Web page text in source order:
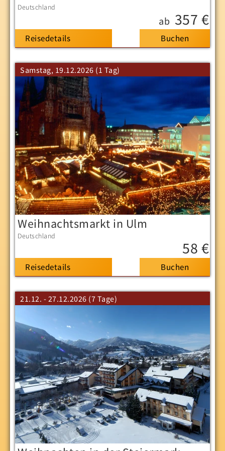
Deutschland
ab 357 €
Reisedetails
Samstag, 19.12.2026 (1 Tag)
Weihnachtsmarkt in Ulm
Deutschland
58 €
Reisedetails
21.12. - 27.12.2026 (7 Tage)